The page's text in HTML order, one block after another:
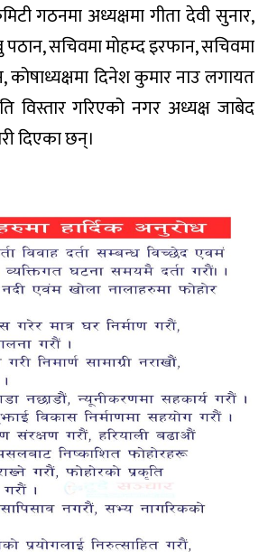
गठनमा अध्यक्षमा गीता देवी सुनार,
पठान, सचिवमा मोहम्द इरफान, सचिवमा
दिनेश कुमार नाउ लगायत
विस्तार गरिएको नगर अध्यक्ष जाबेद
दिएका छन्।